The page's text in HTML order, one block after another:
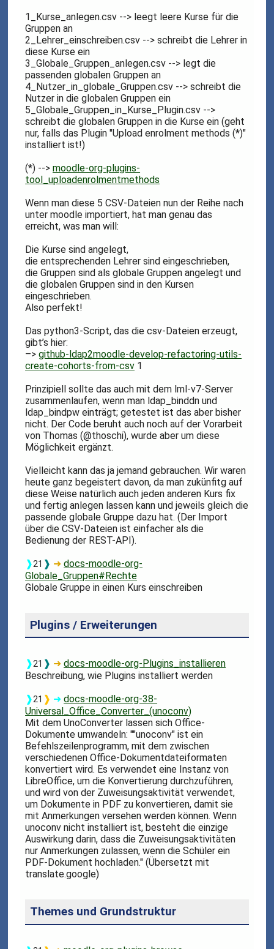
1_Kurse_anlegen.csv --> leegt leere Kurse für die
Gruppen an
2_Lehrer_einschreiben.csv --> schreibt die Lehrer in
diese Kurse ein
3_Globale_Gruppen_anlegen.csv --> legt die
passenden globalen Gruppen an
4_Nutzer_in_globale_Gruppen.csv --> schreibt die
Nutzer in die globalen Gruppen ein
5_Globale_Gruppen_in_Kurse_Plugin.csv -->
schreibt die globalen Gruppen in die Kurse ein (geht
nur, falls das Plugin "Upload enrolment methods (*)"
installiert ist!)
(*) -->moodle-org-plugins-
tool_uploadenrolmentmethods
Wenn man diese 5 CSV-Dateien nun der Reihe nach
unter moodle importiert, hat man genau das
erreicht, was man will:
Die Kurse sind angelegt,
die entsprechenden Lehrer sind eingeschrieben,
die Gruppen sind als globale Gruppen angelegt und
die globalen Gruppen sind in den Kursen
eingeschrieben.
Also perfekt!
Das python3-Script, das die csv-Dateien erzeugt,
gibt’s hier:
–>github-ldap2moodle-develop-refactoring-utils-
create-cohorts-from-csv 1
Prinzipiell sollte das auch mit dem lml-v7-Server
zusammenlaufen, wenn man ldap_binddn und
ldap_bindpw einträgt; getestet ist das aber bisher
nicht. Der Code beruht auch noch auf der Vorarbeit
von Thomas (@thoschi), wurde aber um diese
Möglichkeit ergänzt.
Vielleicht kann das ja jemand gebrauchen. Wir waren
heute ganz begeistert davon, da man zukünfitg auf
diese Weise natürlich auch jeden anderen Kurs fix
und fertig anlegen lassen kann und jeweils gleich die
passende globale Gruppe dazu hat. (Der Import
über die CSV-Dateien ist einfacher als die
Bedienung der REST-API).
❱21 ❱ ➜docs-moodle-org-
Globale_Gruppen#Rechte
Globale Gruppe in einen Kurs einschreiben
Plugins / Erweiterungen
❱21 ❱ ➜docs-moodle-org-Plugins_installieren
Beschreibung, wie Plugins installiert werden
❱21 ❱ ➜docs-moodle-org-38-
Universal_Office_Converter_(unoconv)
Mit dem UnoConverter lassen sich Office-
Dokumente umwandeln: ""unoconv" ist ein
Befehlszeilenprogramm, mit dem zwischen
verschiedenen Office-Dokumentdateiformaten
konvertiert wird. Es verwendet eine Instanz von
LibreOffice, um die Konvertierung durchzuführen,
und wird von der Zuweisungsaktivität verwendet,
um Dokumente in PDF zu konvertieren, damit sie
mit Anmerkungen versehen werden können. Wenn
unoconv nicht installiert ist, besteht die einzige
Auswirkung darin, dass die Zuweisungsaktivitäten
nur Anmerkungen zulassen, wenn die Schüler ein
PDF-Dokument hochladen." (Übersetzt mit
translate.google)
Themes und Grundstruktur